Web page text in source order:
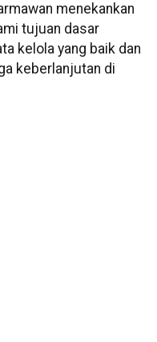
menekankan
tujuan dasar
kelola yang baik dan
keberlanjutan di